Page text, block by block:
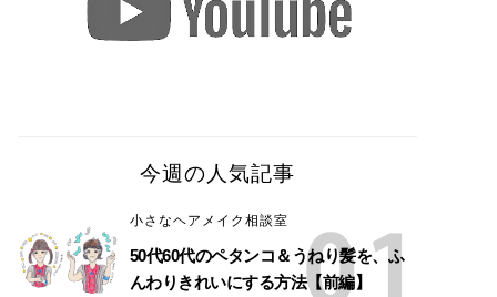
今週の人気記事
小さなヘアメイク相談室
50代60代のペタンコ＆うねり髪を、ふ
んわりきれいにする方法【前編】